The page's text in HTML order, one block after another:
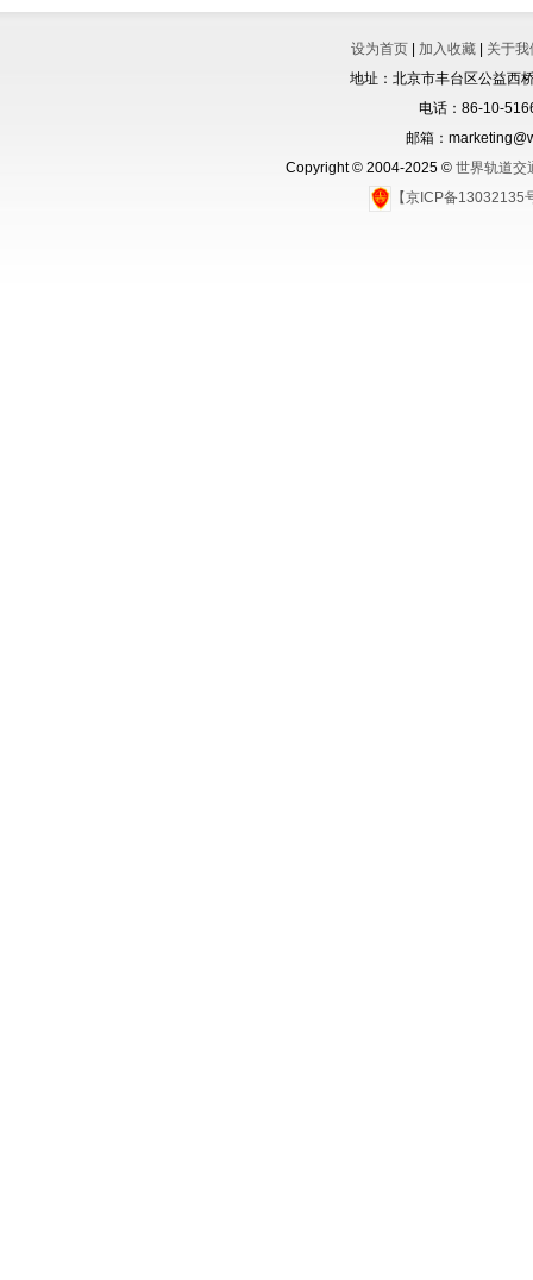
设为首页 加入收藏
关于我
地址：北京市丰台区公益西
电话：86-10-
邮箱：
Copyright © 2004-2025 © 世界轨道交
【京ICP备13032135